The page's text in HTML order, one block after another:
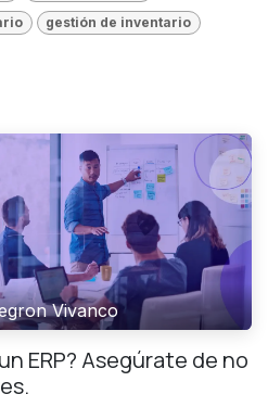
gestión de inventario
Vivanco
ERP? Asegúrate de no